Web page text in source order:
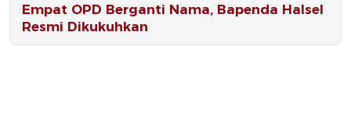
Empat OPD Berganti Nama, Bapenda Halsel
Resmi Dikukuhkan